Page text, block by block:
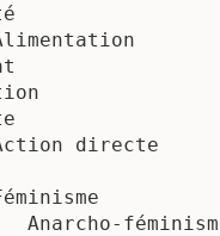
directe
Anarcho-